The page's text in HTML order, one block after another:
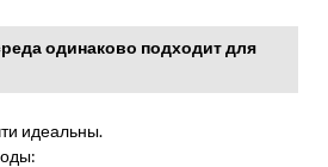
одинаково подходит для
идеальны.